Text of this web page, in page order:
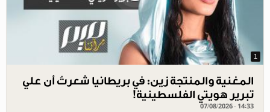
1
المغنية والمنتجة زين: في بريطانيا شعرتُ أن علي
تبرير هويتي الفلسطينية!
07/08/2026 - 14:33